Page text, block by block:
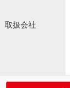
取扱会社